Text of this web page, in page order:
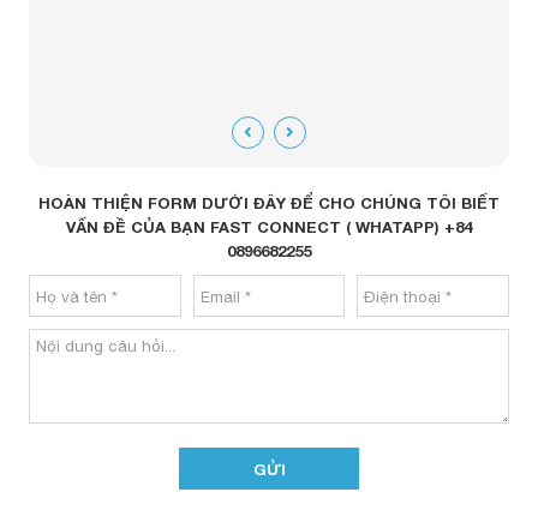
HOÀN THIỆN FORM DƯỚI ĐÂY ĐỂ CHO CHÚNG TÔI BIẾT
VẤN ĐỀ CỦA BẠN FAST CONNECT ( WHATAPP) +84
0896682255